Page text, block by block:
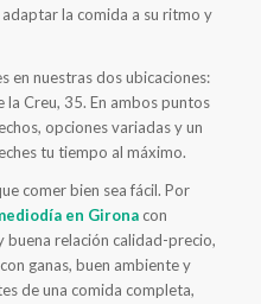
la comida a su ritmo y
en nuestras dos ubicaciones:
la Creu, 35. En ambos puntos
opciones variadas y un
tu tiempo al máximo.
comer bien sea fácil. Por
en Gironacon
buena relación calidad-precio,
ganas, buen ambiente y
de una comida completa,